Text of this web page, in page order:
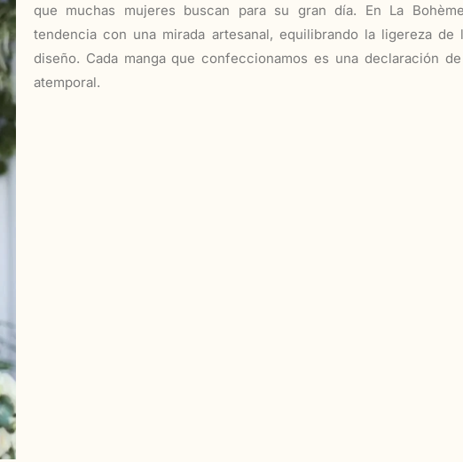
que muchas mujeres buscan para su gran día. En La
tendencia con una mirada artesanal, equilibrando la ligereza
diseño. Cada manga que confeccionamos es una declaración
atemporal.